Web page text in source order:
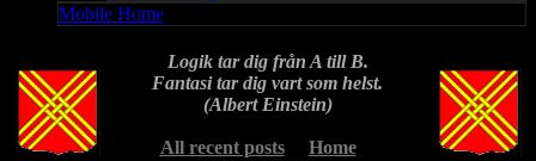
Mobile Home
Logik tar dig från A till B.
Fantasi tar dig vart som helst.
(Albert Einstein)
All recent posts
Home